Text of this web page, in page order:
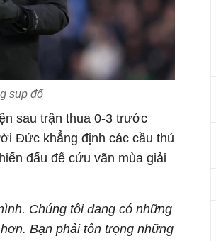
sụp đổ
sau trận thua 0-3 trước
Đức khẳng định các cầu thủ
đấu để cứu vãn mùa giải
Chúng tôi đang có những
Bạn phải tôn trọng những